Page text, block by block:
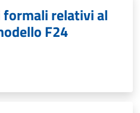
formali relativi al
F24